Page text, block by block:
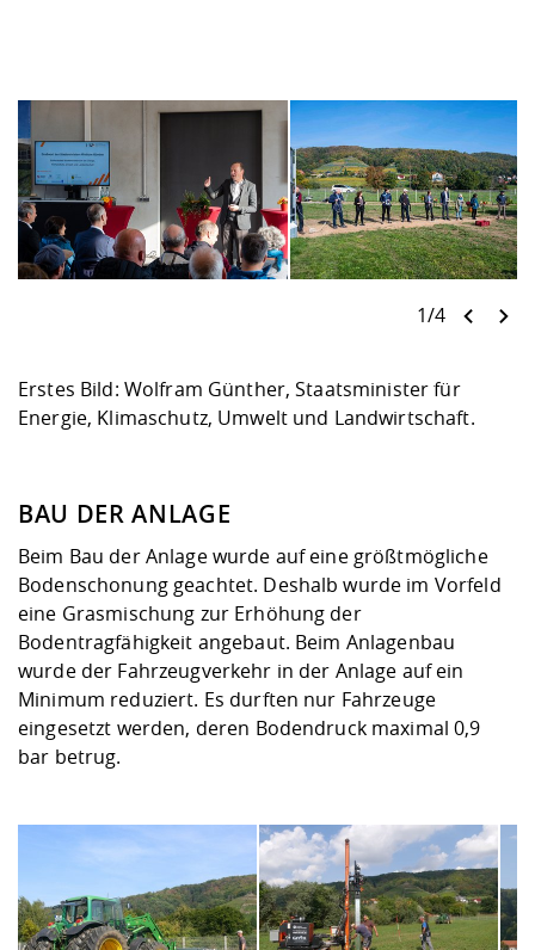
1/4
Erstes Bild: Wolfram Günther, Staatsminister für
Energie, Klimaschutz, Umwelt und Landwirtschaft.
BAU DER ANLAGE
Beim Bau der Anlage wurde auf eine größtmögliche
Bodenschonung geachtet. Deshalb wurde im Vorfeld
eine Grasmischung zur Erhöhung der
Bodentragfähigkeit angebaut. Beim Anlagenbau
wurde der Fahrzeugverkehr in der Anlage auf ein
Minimum reduziert. Es durften nur Fahrzeuge
eingesetzt werden, deren Bodendruck maximal 0,9
bar betrug.